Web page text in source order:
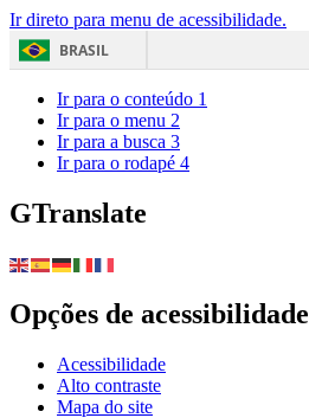
Ir direto para menu de acessibilidade.
BRASIL
Ir para o conteúdo 1
Ir para o menu 2
Ir para a busca 3
Ir para o rodapé 4
GTranslate
Opções de acessibilidade
Acessibilidade
Alto contraste
Mapa do site